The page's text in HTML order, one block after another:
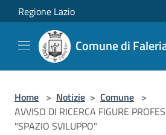
Salta al contenuto principale
Regione Lazio
Comune di
Home > Notizie > Comune >
AVVISO DI RICERCA FIGURE
"SPAZIO SVILUPPO"